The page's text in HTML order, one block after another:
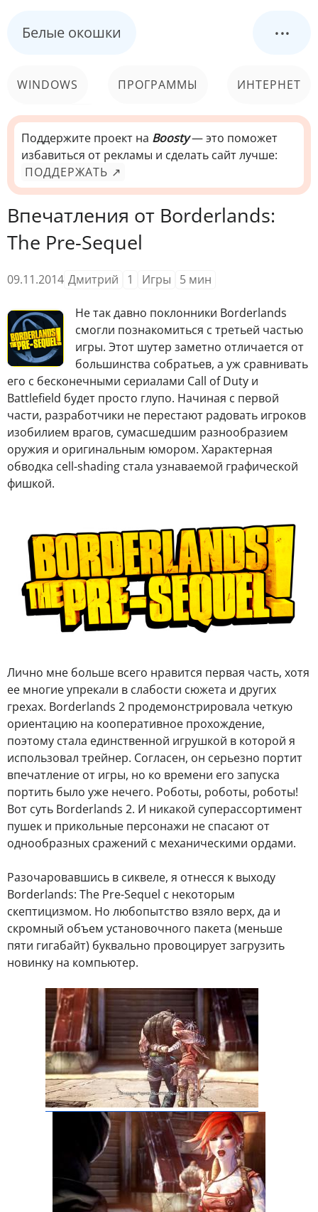
Белые окошки ...
WINDOWS ПРОГРАММЫ ИНТЕРНЕТ
КОМПЬЮТЕР
СИСТЕМА
Поддержите проект на Boosty— это поможет
избавиться от рекламы и сделать сайт лучше:
ПОДДЕРЖАТЬ ↗
Впечатления от Borderlands:
The Pre-Sequel
09.11.2014 Дмитрий 1 Игры 5 мин
Не так давно поклонники Borderlands
смогли познакомиться с третьей частью
игры. Этот шутер заметно отличается от
большинства собратьев, а уж сравнивать
его с бесконечными сериалами Call of Duty и
Battlefield будет просто глупо. Начиная с первой
части, разработчики не перестают радовать игроков
изобилием врагов, сумасшедшим разнообразием
оружия и оригинальным юмором. Характерная
обводка cell-shading стала узнаваемой графической
фишкой.
Лично мне больше всего нравится первая часть, хотя
ее многие упрекали в слабости сюжета и других
грехах. Borderlands 2 продемонстрировала четкую
ориентацию на кооперативное прохождение,
поэтому стала единственной игрушкой в которой я
использовал трейнер. Согласен, он серьезно портит
впечатление от игры, но ко времени его запуска
портить было уже нечего. Роботы, роботы, роботы!
Вот суть Borderlands 2. И никакой суперассортимент
пушек и прикольные персонажи не спасают от
однообразных сражений с механическими ордами.
Разочаровавшись в сиквеле, я отнесся к выходу
Borderlands: The Pre-Sequel с некоторым
скептицизмом. Но любопытство взяло верх, да и
скромный объем установочного пакета (меньше
пяти гигабайт) буквально провоцирует загрузить
новинку на компьютер.